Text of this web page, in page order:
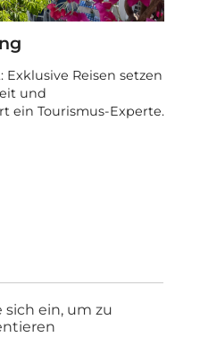
Exklusive Reisen setzen
und
ein Tourismus-Experte.
ein, um zu